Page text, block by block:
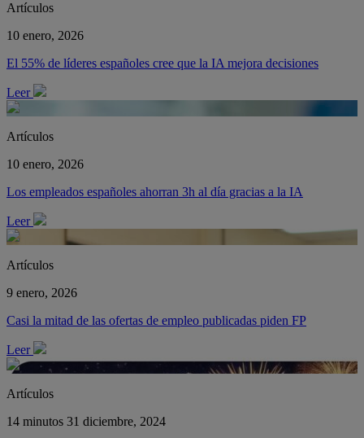
Artículos
10 enero, 2026
El 55% de líderes españoles cree que la IA mejora decisiones
Leer
Artículos
10 enero, 2026
Los empleados españoles ahorran 3h al día gracias a la IA
Leer
Artículos
9 enero, 2026
Casi la mitad de las ofertas de empleo publicadas piden FP
Leer
Artículos
14 minutos 31 diciembre, 2024